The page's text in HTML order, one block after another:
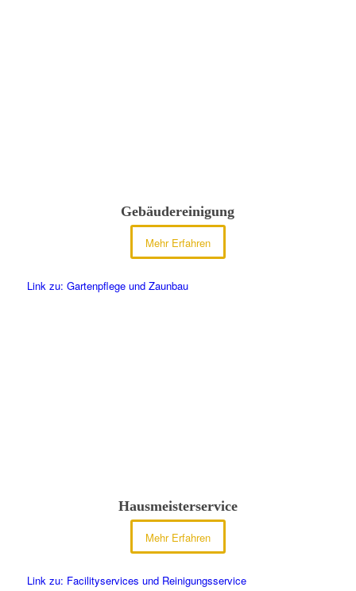
Gebäudereinigung
Mehr Erfahren
Link zu: Gartenpflege und Zaunbau
Hausmeisterservice
Mehr Erfahren
Link zu: Facilityservices und Reinigungsservice